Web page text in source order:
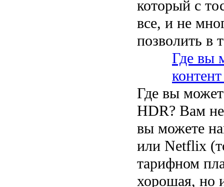
который с
все, и не
позволить в
Где вы
Где вы
HDR? Вам
вы можете
или Netflix
тарифном
хорошая, но